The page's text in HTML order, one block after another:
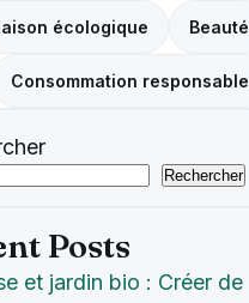
écologique Beauté
Consommation responsable
Rechercher
Posts
et jardin bio : Créer de